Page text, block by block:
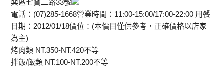
興區七賢二路33號
電話：(07)285-1668營業時間：11:00-15:00/17:00-22:00 用餐
日期：2012/01/18價位：(本價目僅供參考，正確價格以店家
為主)
烤肉類 NT.350-NT.420不等
拌飯/飯類 NT.100-NT.200不等